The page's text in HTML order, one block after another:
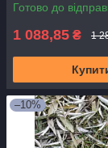
Готово до
1 088,85 ₴ 1
–10%